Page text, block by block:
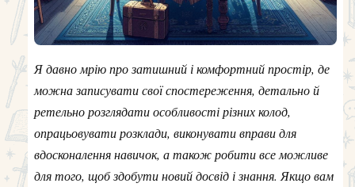
Я давно мрію про затишний і комфортний простір, де
можна записувати свої спостереження, детально й
ретельно розглядати особливості різних колод,
опрацьовувати розклади, виконувати вправи для
вдосконалення навичок, а також робити все можливе
для того, щоб здобути новий досвід і знання. Якщо вам